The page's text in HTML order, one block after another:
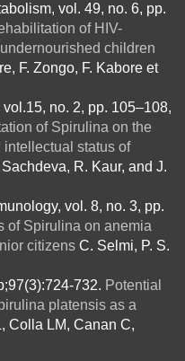
vol. 49, no. 6, pp.
of HIV-
children
F. Zongo, F. Kabore et
no. 2, pp. 105–108,
of Spirulina on the
status of
Sachdeva, R. Kaur, and J.
vol. 8, no. 3, pp.
of Spirulina on anemia
citizens C. Selmi, P. S.
732. Potential
platensis as a
Colla LM, Canan C,